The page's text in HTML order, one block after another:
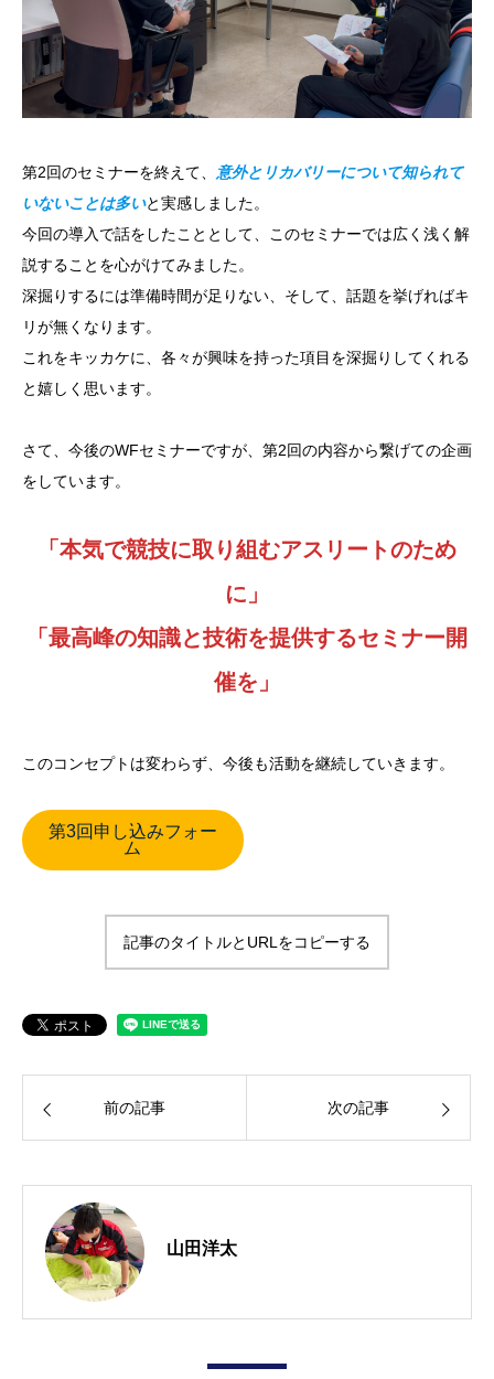
第2回のセミナーを終えて、 意外とリカバリーについて知られて
いないことは多いと実感しました。
今回の導入で話をしたこととして、このセミナーでは広く浅く解
説することを心がけてみました。
深掘りするには準備時間が足りない、そして、話題を挙げればキ
リが無くなります。
これをキッカケに、各々が興味を持った項目を深掘りしてくれる
と嬉しく思います。
さて、今後のWFセミナーですが、第2回の内容から繋げての企画
をしています。
「本気で競技に取り組むアスリートのため
に」
「最高峰の知識と技術を提供するセミナー開
催を」
このコンセプトは変わらず、今後も活動を継続していきます。
第3回申し込みフォー
ム
記事のタイトルとURLをコピーする
前の記事 次の記事
山田洋太